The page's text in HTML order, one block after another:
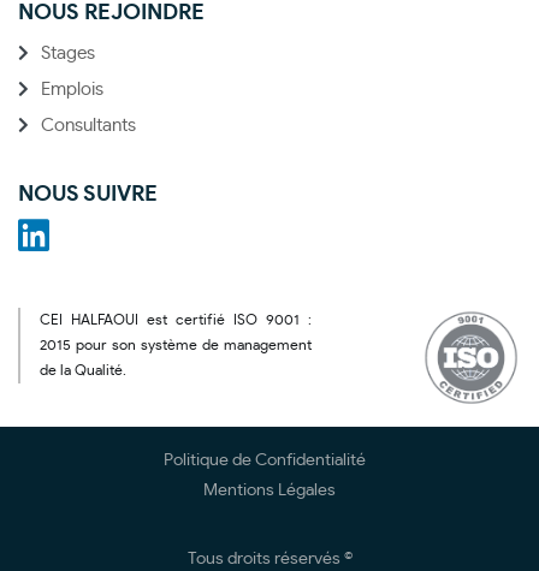
NOUS REJOINDRE
Stages
Emplois
Consultants
NOUS SUIVRE
CEI HALFAOUI est certifié ISO 9001 :
2015 pour son système de management
de la Qualité.
Politique de Confidentialité
Mentions Légales
Tous droits réservés ©